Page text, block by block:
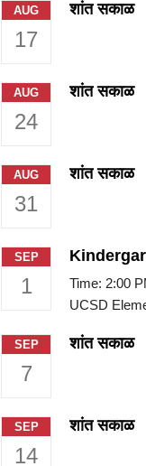
AUG
17
शांत सकाळ
AUG
24
शांत सकाळ
AUG
31
शांत सकाळ
SEP
1
Time: 2:00
UCSD
SEP
7
शांत सकाळ
SEP
14
शांत सकाळ